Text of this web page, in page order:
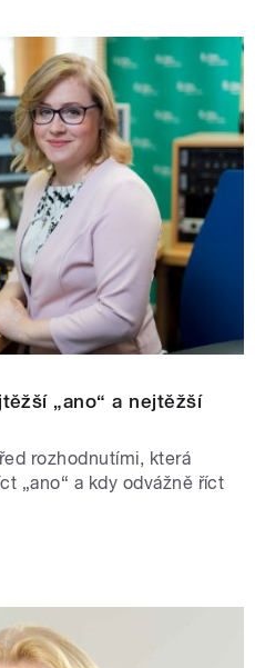
„ano“ a nejtěžší
rozhodnutími, která
„ano“ a kdy odvážně říct